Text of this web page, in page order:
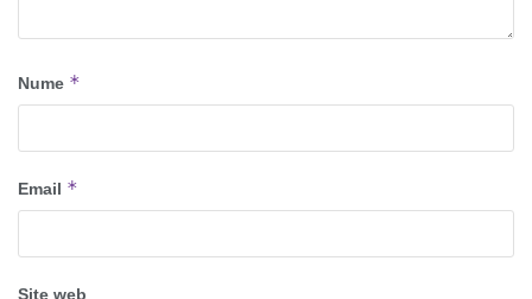
Nume *
Email *
Site web